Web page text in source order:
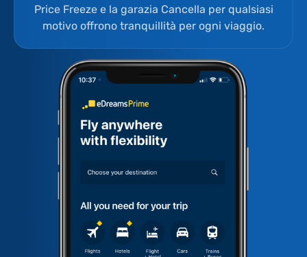
Price Freeze e la garazia Cancella per qualsiasi
motivo offrono tranquillità per ogni viaggio.